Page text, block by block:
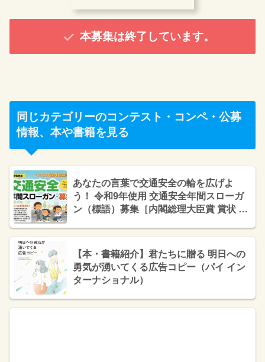
本募集は終了しています。
同じカテゴリーのコンテスト・コンペ・公募
情報、本や書籍を見る
あなたの言葉で交通安全の輪を広げよ
う！ 令和9年使用 交通安全年間スローガ
ン（標語）募集［内閣総理大臣賞 賞状 賞
【本・書籍紹介】君たちに贈る 明日への
勇気が湧いてくる広告コピー（パイ イン
ターナショナル）